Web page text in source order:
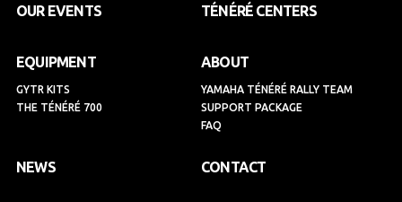
n
OUR EVENTS TÉNÉRÉ CENTERS
EQUIPMENT
GYTR KITS
THE TÉNÉRÉ 700
ABOUT
YAMAHA TÉNÉRÉ RALLY TEAM
SUPPORT PACKAGE
FAQ
NEWS CONTACT